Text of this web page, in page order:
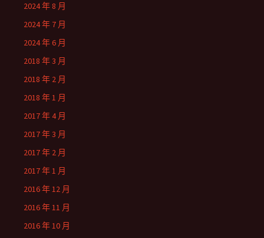
2024 年 8 月
2024 年 7 月
2024 年 6 月
2018 年 3 月
2018 年 2 月
2018 年 1 月
2017 年 4 月
2017 年 3 月
2017 年 2 月
2017 年 1 月
2016 年 12 月
2016 年 11 月
2016 年 10 月